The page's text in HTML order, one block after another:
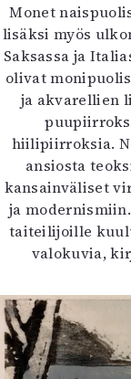
Monet
lisäksi myös
Saksassa ja
olivat
ja akvarellien
hiilipiirroksia.
ansiosta
kansainväliset
ja
taiteilijoille
valokuvia,